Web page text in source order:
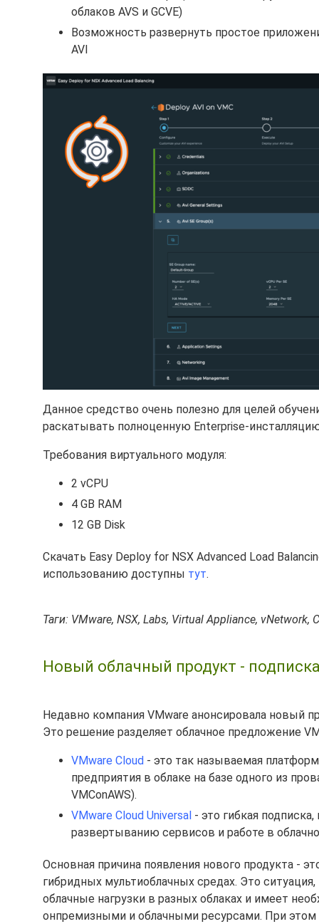
облаков AVS и GCVE)
Возможность развернуть простое
AVI
Данное средство очень полезно для целей
раскатывать полноценную Enterprise-
Требования виртуального модуля:
2 vCPU
4 GB RAM
12 GB Disk
Скачать Easy Deploy for NSX Advanced Load
использованию доступны тут.
Таги: VMware, NSX, Labs, Virtual Appliance, vNetwork,
Новый облачный продукт -
Недавно компания VMware анонсировала новый
Это решение разделяет облачное предложение
VMware Cloud - это так называемая
предприятия в облаке на базе одного из
VMConAWS).
VMware Cloud Universal - это гибкая
развертыванию сервисов и работе в
Основная причина появления нового продукта -
гибридных мультиоблачных средах. Это
облачные нагрузки в разных облаках и имеет
онпремизными и облачными ресурсами. При этом